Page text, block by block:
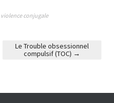
violence conjugale
Le Trouble obsessionnel
compulsif (TOC) →